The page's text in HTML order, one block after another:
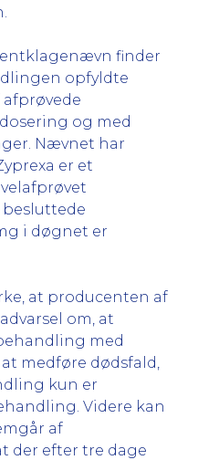
finder
opfyldte
afprøvede
og med
Nævnet har
er et
i døgnet er
at producenten af
om, at
med
medføre dødsfald,
kun er
Videre kan
af
der efter tre dage